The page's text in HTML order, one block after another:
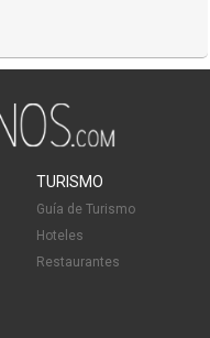
TURISMO
Guía de Turismo
Hoteles
Restaurantes